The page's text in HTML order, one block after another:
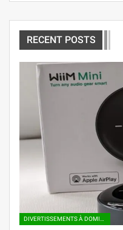
RECENT POSTS